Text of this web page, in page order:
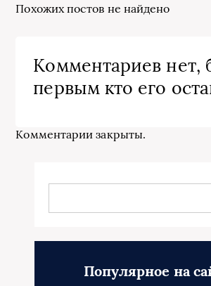
Похожих постов не найдено
Комментариев нет,
первым кто его
Комментарии закрыты.
Популярное на